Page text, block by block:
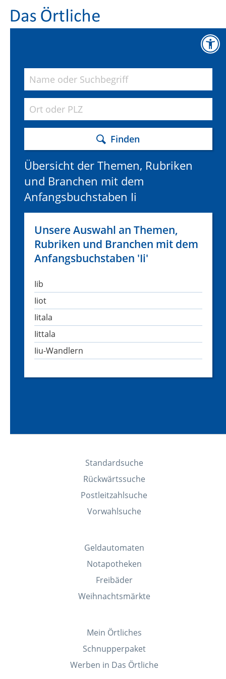
Finden
Übersicht der Themen, Rubriken
und Branchen mit dem
Anfangsbuchstaben Ii
Unsere Auswahl an Themen,
Rubriken und Branchen mit dem
Anfangsbuchstaben 'Ii'
Iib
Iiot
Iitala
Iittala
Iiu-Wandlern
Standardsuche
Rückwärtssuche
Postleitzahlsuche
Vorwahlsuche
Geldautomaten
Notapotheken
Freibäder
Weihnachtsmärkte
Mein Örtliches
Schnupperpaket
Werben in Das Örtliche